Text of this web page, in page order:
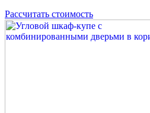
Рассчитать стоимость